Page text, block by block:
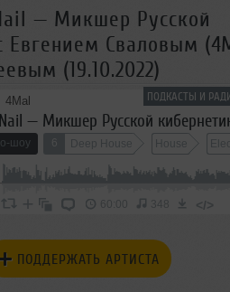
— Микшер Русской
Евгением Сваловым
(19.10.2022)
ПОДКАСТЫ И
4Mal
шоу 6 Deep House House
60:00 348 </>
ПОДДЕРЖАТЬ АРТИСТА